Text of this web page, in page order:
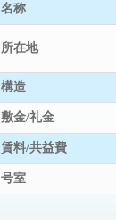
名称
所在地
構造
敷金/礼金
賃料/共益費
号室